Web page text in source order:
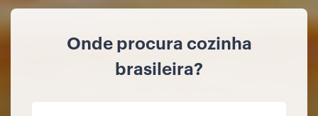
Onde procura cozinha
brasileira?